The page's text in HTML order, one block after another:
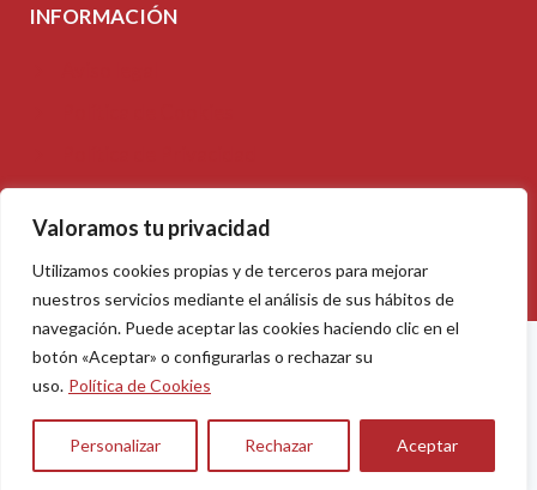
Valoramos tu privacidad
Utilizamos cookies propias y de terceros para mejorar
nuestros servicios mediante el análisis de sus hábitos de
navegación. Puede aceptar las cookies haciendo clic en el
botón «Aceptar» o configurarlas o rechazar su
uso. Política de Cookies
Personalizar Rechazar Aceptar
INFORMACIÓN
Accesibilidad
Mapa del sitio
© 2026 Starwood Panel, by Online Vallés